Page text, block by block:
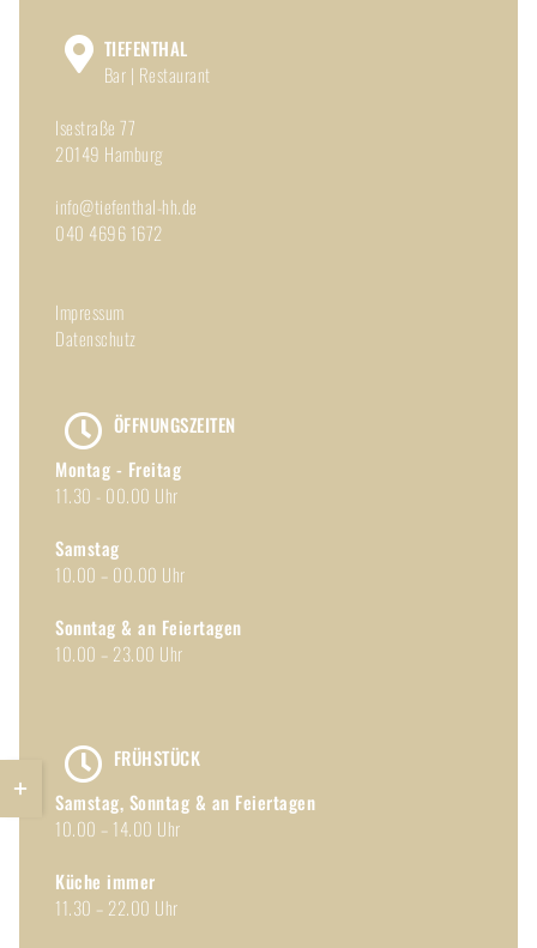
TIEFENTHAL
Bar | Restaurant
Isestraße 77
20149 Hamburg
info@tiefenthal-hh.de
040 4696 1672
Impressum
Datenschutz
ÖFFNUNGSZEITEN
Montag - Freitag
11.30 - 00.00 Uhr
Samstag
10.00 – 00.00 Uhr
Sonntag & an Feiertagen
10.00 – 23.00 Uhr
FRÜHSTÜCK
Samstag, Sonntag & an Feiertagen
10.00 – 14.00 Uhr
Küche immer
11.30 – 22.00 Uhr
Sliding
Bar